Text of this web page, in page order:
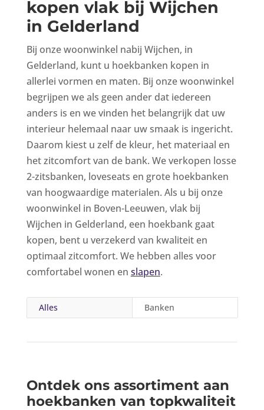
kopen vlak bij Wijchen
in Gelderland
Bij onze woonwinkel nabij Wijchen, in
Gelderland, kunt u hoekbanken kopen in
allerlei vormen en maten. Bij onze woonwinkel
begrijpen we als geen ander dat iedereen
anders is en we vinden het belangrijk dat uw
interieur helemaal naar uw smaak is ingericht.
Daarom kiest u zelf de kleur, het materiaal en
het zitcomfort van de bank. We verkopen losse
2-zitsbanken, loveseats en grote hoekbanken
van hoogwaardige materialen. Als u bij onze
woonwinkel in Boven-Leeuwen, vlak bij
Wijchen in Gelderland, een hoekbank gaat
kopen, bent u verzekerd van kwaliteit en
optimaal zitcomfort. We hebben alles voor
comfortabel wonen en slapen.
Alles Banken
Ontdek ons assortiment aan
hoekbanken van topkwaliteit